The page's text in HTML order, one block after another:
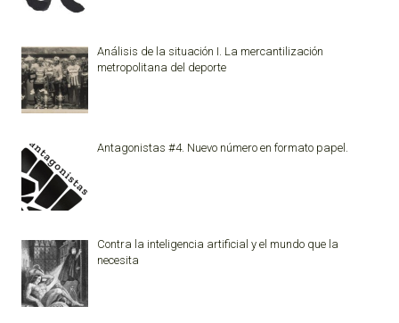
Análisis de la situación I. La mercantilización
metropolitana del deporte
Antagonistas #4. Nuevo número en formato papel.
Contra la inteligencia artificial y el mundo que la
necesita